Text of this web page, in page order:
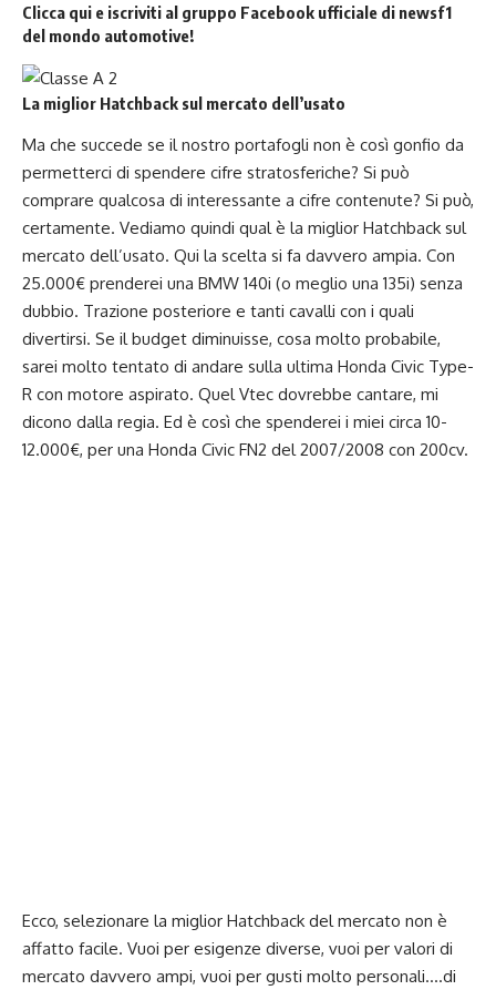
Clicca qui e iscriviti al gruppo Facebook ufficiale di newsf1
del mondo automotive!
La miglior Hatchback sul mercato dell’usato
Ma che succede se il nostro portafogli non è così gonfio da
permetterci di spendere cifre stratosferiche? Si può
comprare qualcosa di interessante a cifre contenute? Si può,
certamente. Vediamo quindi qual è la miglior Hatchback sul
mercato dell’usato. Qui la scelta si fa davvero ampia. Con
25.000€ prenderei una BMW 140i (o meglio una 135i) senza
dubbio. Trazione posteriore e tanti cavalli con i quali
divertirsi. Se il budget diminuisse, cosa molto probabile,
sarei molto tentato di andare sulla ultima Honda Civic Type-
R con motore aspirato. Quel Vtec dovrebbe cantare, mi
dicono dalla regia. Ed è così che spenderei i miei circa 10-
12.000€, per una Honda Civic FN2 del 2007/2008 con 200cv.
Ecco, selezionare la miglior Hatchback del mercato non è
affatto facile. Vuoi per esigenze diverse, vuoi per valori di
mercato davvero ampi, vuoi per gusti molto personali….di